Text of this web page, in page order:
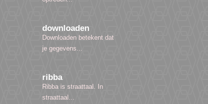
downloaden
Downloaden betekent dat
je gegevens...
ribba
Ribba is straattaal. In
straattaal...